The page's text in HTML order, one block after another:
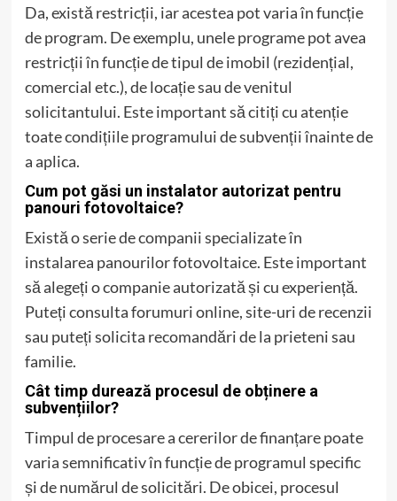
Da, există restricții, iar acestea pot varia în funcție
de program. De exemplu, unele programe pot avea
restricții în funcție de tipul de imobil (rezidențial,
comercial etc.), de locație sau de venitul
solicitantului. Este important să citiți cu atenție
toate condițiile programului de subvenții înainte de
a aplica.
Cum pot găsi un instalator autorizat pentru
panouri fotovoltaice?
Există o serie de companii specializate în
instalarea panourilor fotovoltaice. Este important
să alegeți o companie autorizată și cu experiență.
Puteți consulta forumuri online, site-uri de recenzii
sau puteți solicita recomandări de la prieteni sau
familie.
Cât timp durează procesul de obținere a
subvențiilor?
Timpul de procesare a cererilor de finanțare poate
varia semnificativ în funcție de programul specific
și de numărul de solicitări. De obicei, procesul